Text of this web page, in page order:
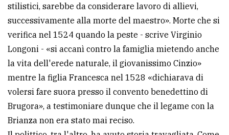
stilistici, sarebbe da considerare lavoro di allievi,
successivamente alla morte del maestro». Morte che si
verifica nel 1524 quando la peste - scrive Virginio
Longoni - «si accanì contro la famiglia mietendo anche
la vita dell'erede naturale, il giovanissimo Cinzio»
mentre la figlia Francesca nel 1528 «dichiarava di
volersi fare suora presso il convento benedettino di
Brugora», a testimoniare dunque che il legame con la
Brianza non era stato mai reciso.